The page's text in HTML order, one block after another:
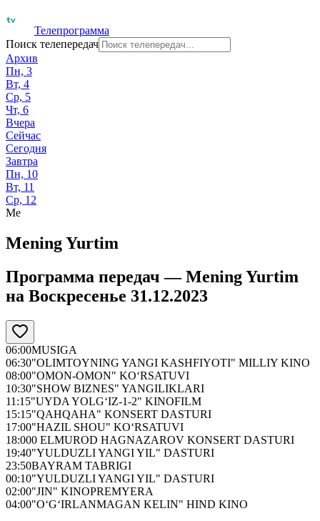
Телепрограмма
Поиск телепередач
Архив
Пн, 3
Вт, 4
Ср, 5
Чт, 6
Вчера
Сейчас
Сегодня
Завтра
Пн, 10
Вт, 11
Ср, 12
Me
Mening Yurtim
Программа передач —Mening Yurtim
на Воскресенье 31.12.2023
06:00MUSIGA
06:30"OLIMTOYNING YANGI KASHFIYOTI" MILLIY KINO
08:00"OMON-OMON" KO‘RSATUVI
10:30"SHOW BIZNES" YANGILIKLARI
11:15"UYDA YOLG‘IZ-1-2" KINOFILM
15:15"QAHQAHA" KONSERT DASTURI
17:00"HAZIL SHOU" KO‘RSATUVI
18:000 ELMUROD HAGNAZAROV KONSERT DASTURI
19:40"YULDUZLI YANGI YIL" DASTURI
23:50BAYRAM TABRIGI
00:10"YULDUZLI YANGI YIL" DASTURI
02:00"JIN" KINOPREMYERA
04:00"O‘G‘IRLANMAGAN KELIN" HIND KINO